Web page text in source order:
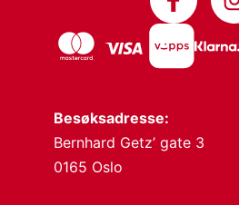
Besøksadresse:
Bernhard Getz’ gate 3
0165 Oslo